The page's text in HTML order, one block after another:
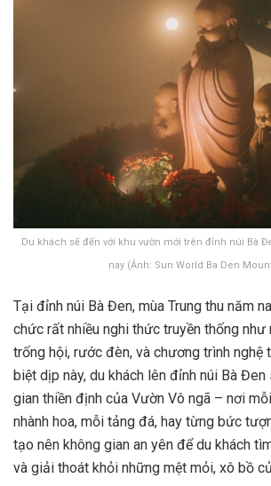
Du khách sẽ đến với khu vườn mới trên đỉnh núi Bà
nay (Ảnh: Sun World Ba Den
Tại đỉnh núi Bà Đen, mùa Trung thu năm
chức rất nhiều nghi thức truyền thống như
trống hội, rước đèn, và chương trình
biệt dịp này, du khách lên đỉnh núi Bà
gian thiền định của Vườn Vô ngã – nơi
nhành hoa, mỗi tảng đá, hay từng bức
tạo nên không gian an yên để du khách
và giải thoát khỏi những mệt mỏi, xô bồ